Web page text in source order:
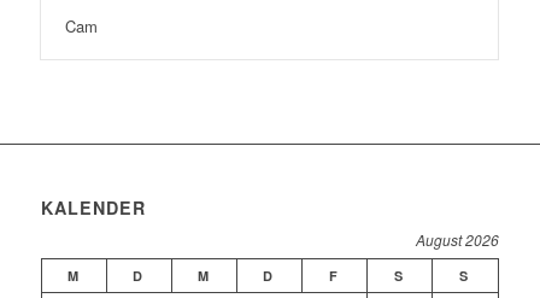
Cam
KALENDER
August 2026
M D M D F S S